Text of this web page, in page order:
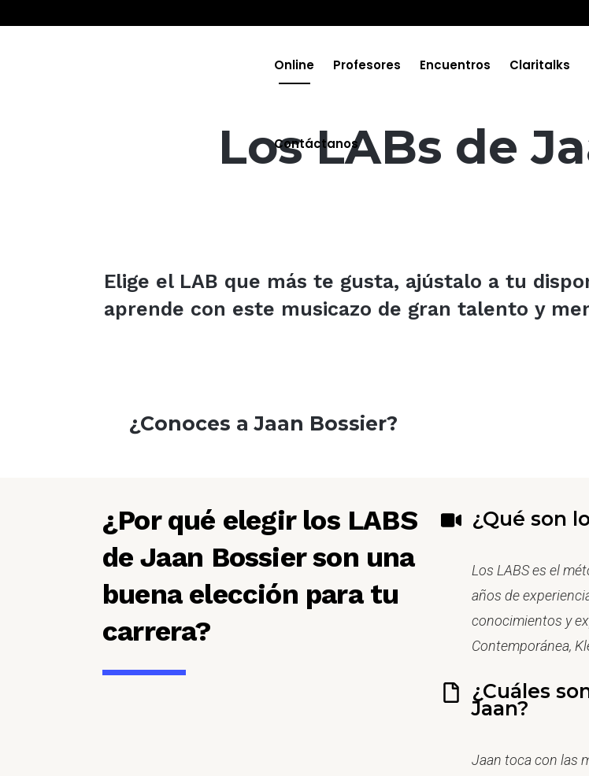
Online Profesores Encuentros Claritalks
Contáctanos
Los LABs de
Elige el LAB que más te gusta, ajústalo a tu
aprende con este musicazo de gran talento y
¿Conoces a Jaan Bossier?
¿Por qué elegir los LABS
de Jaan Bossier son una
buena elección para tu
carrera?
¿Qué son
Los LABS es el
años de
conocimientos y
Contemporánea,
¿Cuáles
Jaan?
Jaan toca con las